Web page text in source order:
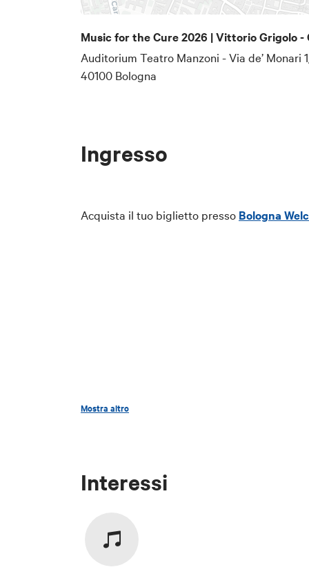
Music for the Cure 2026 | Vittorio Grigolo -
Auditorium Teatro Manzoni - Via de’ Monari
40100 Bologna
Ingresso
Acquista il tuo biglietto presso Bologna
Mostra altro
Interessi